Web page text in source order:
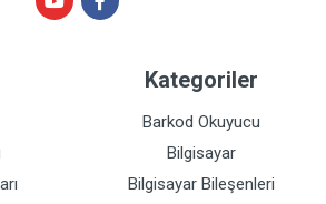
Kategoriler
Barkod Okuyucu
Bilgisayar
Bilgisayar Bileşenleri